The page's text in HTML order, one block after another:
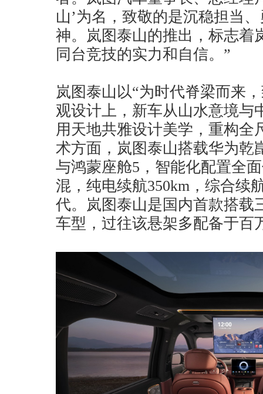
山’为名，致敬的是沉稳担当
神。岚图泰山的推出，标志着
同台竞技的实力和自信。”
岚图泰山以“为时代脊梁而来
观设计上，新车从山水意境与
用天地共雅设计美学，重构全
术方面，岚图泰山搭载华为乾
与鸿蒙座舱5，智能化配置全
混，纯电续航350km，综合续
代。岚图泰山是国内首款搭载
车型，过往该悬架多配备于百